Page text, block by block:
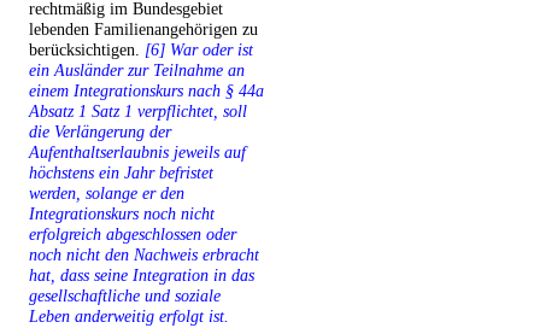
rechtmäßig im Bundesgebiet
lebenden Familienangehörigen zu
berücksichtigen. [6] War oder ist
ein Ausländer zur Teilnahme an
einem Integrationskurs nach § 44a
Absatz 1 Satz 1 verpflichtet, soll
die Verlängerung der
Aufenthaltserlaubnis jeweils auf
höchstens ein Jahr befristet
werden, solange er den
Integrationskurs noch nicht
erfolgreich abgeschlossen oder
noch nicht den Nachweis erbracht
hat, dass seine Integration in das
gesellschaftliche und soziale
Leben anderweitig erfolgt ist.